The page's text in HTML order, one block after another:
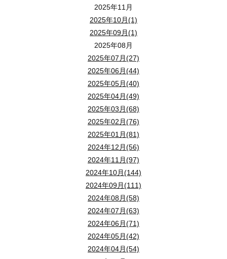
2025年11月
2025年10月(1)
2025年09月(1)
2025年08月
2025年07月(27)
2025年06月(44)
2025年05月(40)
2025年04月(49)
2025年03月(68)
2025年02月(76)
2025年01月(81)
2024年12月(56)
2024年11月(97)
2024年10月(144)
2024年09月(111)
2024年08月(58)
2024年07月(63)
2024年06月(71)
2024年05月(42)
2024年04月(54)
確認したい対策
L型金具、連結金具、ポール式器具、ストッパ
棚板の外れ止め、前縁の落下防止バー、滑り
扉開放防止器具、感震ラッチ
飛散防止フィルム
キャスターロック、下皿、着脱式ベルト
展示部分ごとの主な地震対策
棚の固定は壁の下地を確認する
狭山市は、家具を壁へ固定する際には、壁の中にある桟
新築戸建てで推し活部屋を計画する場合は、展示棚を設
玄関・窓・勝手口に近づきやすいか
道路から見えにくい場所や建物の陰は、周囲から気
防犯設備が住宅の弱点に合っているか
センサーライトや防犯カメラ、補助錠は、設置場所
留守中の異変を把握できるか
見守り機器や通知機能を使用する場合は、通信状態
帰宅後に異常を確認する手順があるか
帰宅時は、玄関を開ける前に窓、ドア、周辺の様子
長期不在を悟られにくくするための準備
長期不在の防犯では、住宅の外側から見える「生活の
相談先と必要書類が分かる
被害を受けた直後に、施工会社、設備メーカー、保険
復旧しやすい家と時間がかかりやすい家の比較
この表では、被害の受けにくさ、生活機能の維持、点
復旧しやすい家で確認しやすい状態
水の流れや排水経路を把握できる
仕様と備えの対象が説明されている
位置、系統、停止方法を把握できる
点検口や作業経路を確保しやすい
室内で見るポイントは「使う場面」を想像する
室内では、各部屋を眺めるだけでなく、誰が、いつ、
玄関では、靴を履く人と出入りする人が重なったとき
LDKは、家族が同時に過ごしたときの距離感がポイン
キッチン・洗面・浴室
水まわりは、家事の順序に沿って移動してみると使い
ベッドや机を置いた後も、窓、収納、出入口へ無理な
パックごはん、乾麺、即席麺、シリアル、餅、パン、
主菜・たんぱく質を補う食品
魚・肉・豆の缶詰、レトルトのおかず、常温保存でき
副菜・水分・補食になる食品
野菜ジュース、果物缶、乾物、フリーズドライの汁物
食品ごとの役割と調理条件を比較する
この表では、主食、主菜、副菜・補食、飲料水につい
スーパーで選べる食品例
パックごはん、乾麺、シリアル、クラ
背の低い収納や造り付け収納へ替える
家具が倒れると出入口を塞ぐ
家具がドアや廊下を塞ぐと、家具の下敷きにならなくて
ソファや学習机の後ろに本棚がある
ソファや学習机の後ろに本棚があると、転倒した家具や
テレビや電子レンジを台に置くだけになっている
地震では、テレビや電子レンジなども台から飛び出すこ
冷蔵庫やピアノなどの大型・重量物は、自己流で固定し
メーカーが案内する方法を確認し、判断が難しい場合は
家具を安全に置ける間取りや収納量も確認しませんか？
2．家族の年齢と食べる量
大人と幼児では、同じ1人食でも必要な量が異なり
3．そのまま食べられる食品の割合
断水や停電時は、加熱や洗い物に使える水が限られ
4．食物アレルギーや持病への配慮
アレルギー対応食、乳幼児食、介護食、療養に必要
5．収納場所と更新のしやすさ
84Lの水だけでも保管量は大きくなります。1か所に
4人家族の非常食1週間分を具体的に計算
計算は「84人食を、主食・主菜・副菜に分ける」と考
2．揺れている最中か、揺れが収まった後か
強い揺れの最中に動くと、転倒や落下物による危険
3．建物に傾きや大きな損傷がないか
扉が開かない、壁や柱に大きな損傷がある、建物が
4．火災や周辺建物の倒壊などが迫っていないか
自宅の状態だけでなく、近隣火災、塀や電柱の損傷
5．自治体や気象情報で何が発表されているか
避難情報、地震情報、津波情報などは、テレビ、ラ
揺れている最中にとるべき行動
揺れている最中は、火を消しに行くことや屋外へ飛び
災害用トイレは、奥深い収納ではなく、停電時でも
衛生とにおいへの対応
凝固剤だけでなく、手袋、手指衛生用品、消臭袋、
使用後の一時保管と処分方法
使用済み袋は、生活空間や直射日光を避け、子ども
停電時の照明と動線
夜間は足元の段差やドアの開閉が負担になります。
断水時に水洗トイレを流す前に確認したいこと
水洗トイレを流す前には、水道の復旧だけでなく、下
自治体と上下水道事業者の案内
接道と玄関までの動線
道路に接している位置や間口は、車の出入りや玄関
採光とプライバシー
変形地では、周辺建物との間に生まれる空間を窓や
建物を配置できても、車の出入りや乗り降りがしに
家具配置と生活動線
室内に斜めの壁や細い空間が生じる場合は、家具の
変形地の間取りを暮らしやすくする工夫
変形地の間取りは、敷地のすべてを居室として使おう